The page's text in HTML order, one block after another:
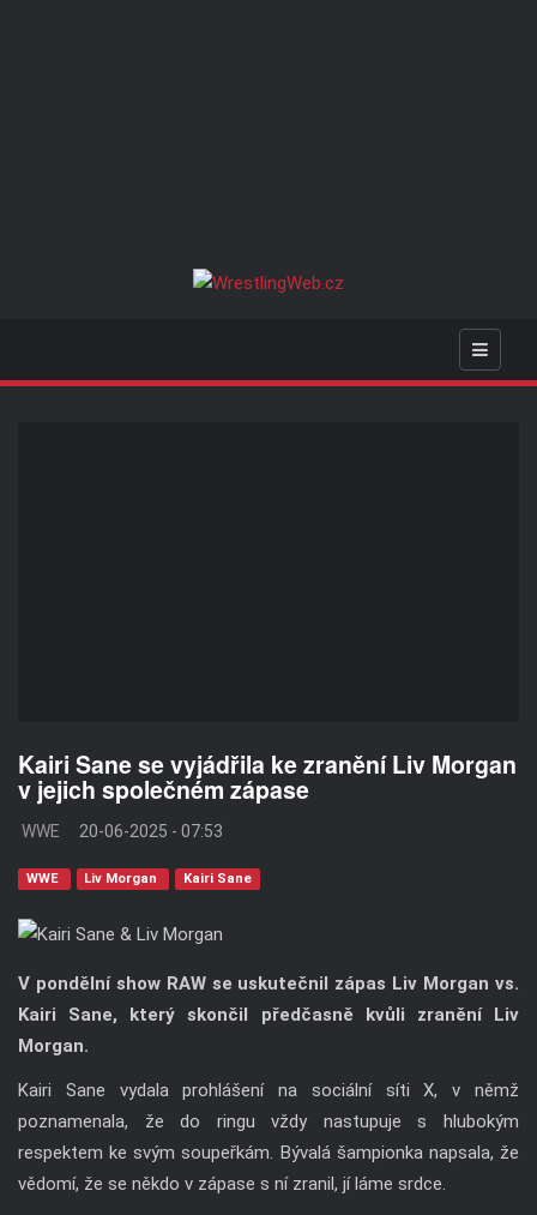
Kairi Sane se vyjádřila ke zranění Liv Morgan
v jejich společném zápase
WWE 20-06-2025 - 07:53
WWE Liv Morgan Kairi Sane
V pondělní show RAW se uskutečnil zápas Liv Morgan vs.
Kairi Sane, který skončil předčasně kvůli zranění Liv
Morgan.
Kairi Sane vydala prohlášení na sociální síti X, v němž
poznamenala, že do ringu vždy nastupuje s hlubokým
respektem ke svým soupeřkám. Bývalá šampionka napsala, že
vědomí, že se někdo v zápase s ní zranil, jí láme srdce.